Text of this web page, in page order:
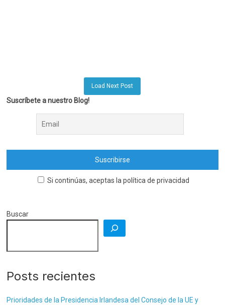
Load Next Post
Suscríbete a nuestro Blog!
Si continúas, aceptas la política de privacidad
Buscar
Posts recientes
Prioridades de la Presidencia Irlandesa del Consejo de la UE y